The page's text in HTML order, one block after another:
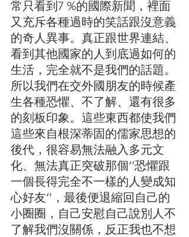
常只看到7 %的國際新聞，裡面
又充斥各種過時的笑話跟沒意義
的奇人異事。真正跟世界連結、
看到其他國家的人到底過如何的
生活，完全就不是我們的話題。
所以我們在交外國朋友的時候產
生各種恐懼、不了解、還有很多
的刻板印象。這些東西都使我們
這些來自根深蒂固的儒家思想的
後代，很容易無法融入多元文
化、無法真正突破那個‘’恐懼跟
一個長得完全不一樣的人變成知
心好友‘’，最後便退縮回自己的
小圈圈，自己安慰自己說別人不
了解我們沒關係，反正我也不想